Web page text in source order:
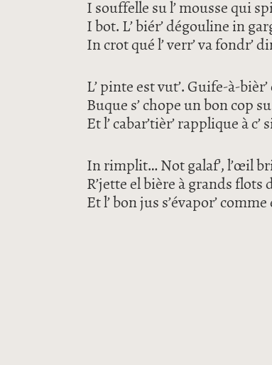
I souffelle su l’ mousse qui
I bot. L’ biér’ dégouline in
In crot qué l’ verr’ va fondr’
L’ pinte est vut’. Guife-à-
Buque s’ chope un bon cop
Et l’ cabar’tièr’ rapplique à
In rimplit… Not galaf’, l’œil
R’jette el bière à grands flots
Et l’ bon jus s’évapor’ comme